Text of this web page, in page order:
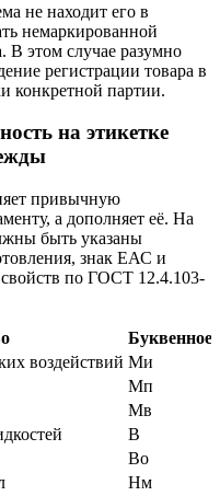
не находит его в
немаркированной
В этом случае разумно
регистрации товара в
конкретной партии.
на этикетке
привычную
а дополняет её. На
быть указаны
знак ЕАС и
по ГОСТ 12.4.103-
Буквенное
воздействий Ми
Мп
Мв
В
Во
Нм